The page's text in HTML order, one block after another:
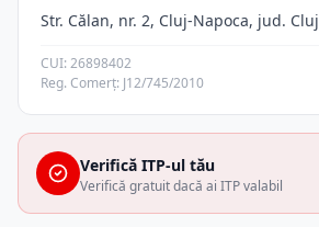
Str. Călan, nr. 2, Cluj-Napoca, jud. Cluj
CUI: 26898402
Reg. Comerț: J12/745/2010
Verifică ITP-ul tău
Verifică gratuit dacă ai ITP valabil